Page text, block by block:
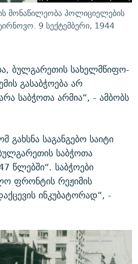
მონაწილეობა პოლიციელების
9 სექტემბერი, 1944
ბულგარეთის სახელმწიფო-
გასაბჭოება არ
საბჭოთა არმია“, - ამბობს
გახსნა საგანგებო საიტი
საბჭოთა
წლებში“. საბჭოები
ფრონტის რეჟიმის
ინკუბატორად“, -